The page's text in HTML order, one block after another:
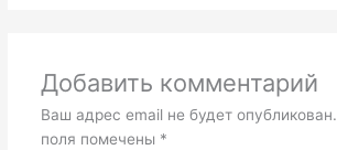
Добавить комментарий
Ваш адрес email не будет опубликован.
поля помечены *